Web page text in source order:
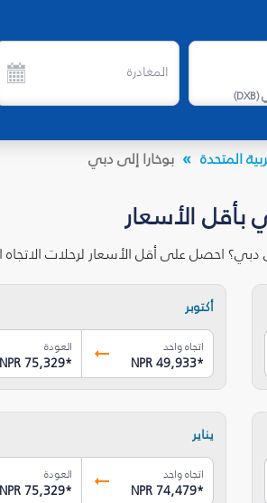
(
DXB
)
المغادرة
المتحدة بوخارا إلى دبي
بأقل الأسعار
احصل على أقل الأسعار لرحلات
أكتوبر
اتجاه واحد
NPR 49,933*
العودة
NPR 75,329*
يناير
اتجاه واحد
NPR 74,479*
العودة
NPR 75,329*